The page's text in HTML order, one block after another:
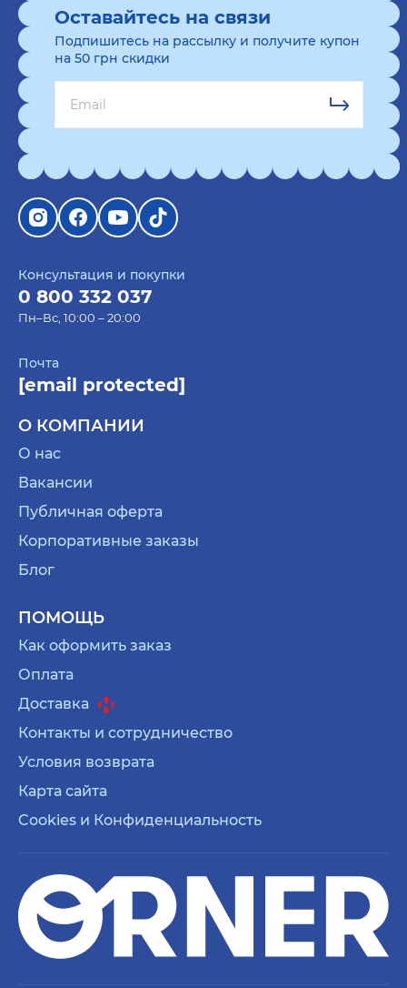
Консультация и покупки
0 800 332 037
Пн–Вс, 10:00 – 20:00
Почта
[email protected]
О КОМПАНИИ
О нас
Вакансии
Публичная оферта
Корпоративные заказы
Блог
ПОМОЩЬ
Как оформить заказ
Оплата
Доставка
Контакты и сотрудничество
Условия возврата
Карта сайта
Cookies и Конфиденциальность
Оставайтесь на связи
Подпишитесь на рассылку и получите купон
на 50 грн скидки